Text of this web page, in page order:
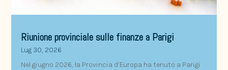
Riunione provinciale sulle finanze a Parigi
Lug 30, 2026
Nel giugno 2026, la Provincia d’Europa ha tenuto a Parigi